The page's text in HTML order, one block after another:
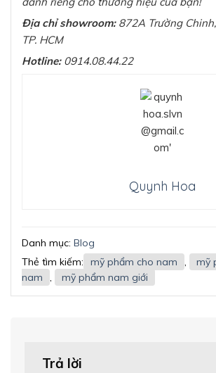
Địa chỉ showroom:872A Trường
TP. HCM
Hotline:0914.08.44.22
Quynh Hoa
Danh mục: Blog
Thẻ tìm kiếm:
mỹ phẩm cho nam ,
mỹ
nam
, mỹ phẩm nam giới
Trả lời